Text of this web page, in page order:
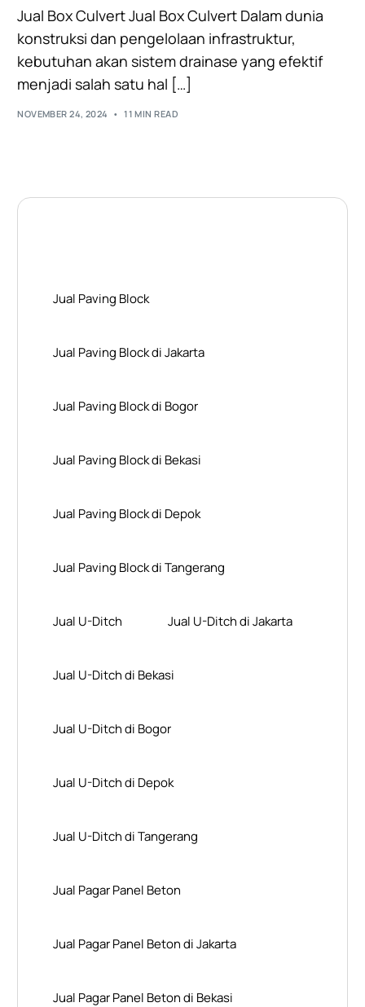
Jual Box Culvert Jual Box Culvert Dalam dunia
konstruksi dan pengelolaan infrastruktur,
kebutuhan akan sistem drainase yang efektif
menjadi salah satu hal […]
NOVEMBER 24, 2024 11 MIN READ
Jual Paving Block
Jual Paving Block di Jakarta
Jual Paving Block di Bogor
Jual Paving Block di Bekasi
Jual Paving Block di Depok
Jual Paving Block di Tangerang
Jual U-Ditch Jual U-Ditch di Jakarta
Jual U-Ditch di Bekasi
Jual U-Ditch di Bogor
Jual U-Ditch di Depok
Jual U-Ditch di Tangerang
Jual Pagar Panel Beton
Jual Pagar Panel Beton di Jakarta
Jual Pagar Panel Beton di Bekasi